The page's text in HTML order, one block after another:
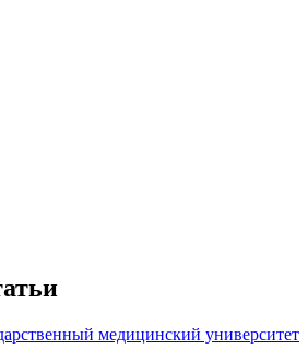
медицинский университет